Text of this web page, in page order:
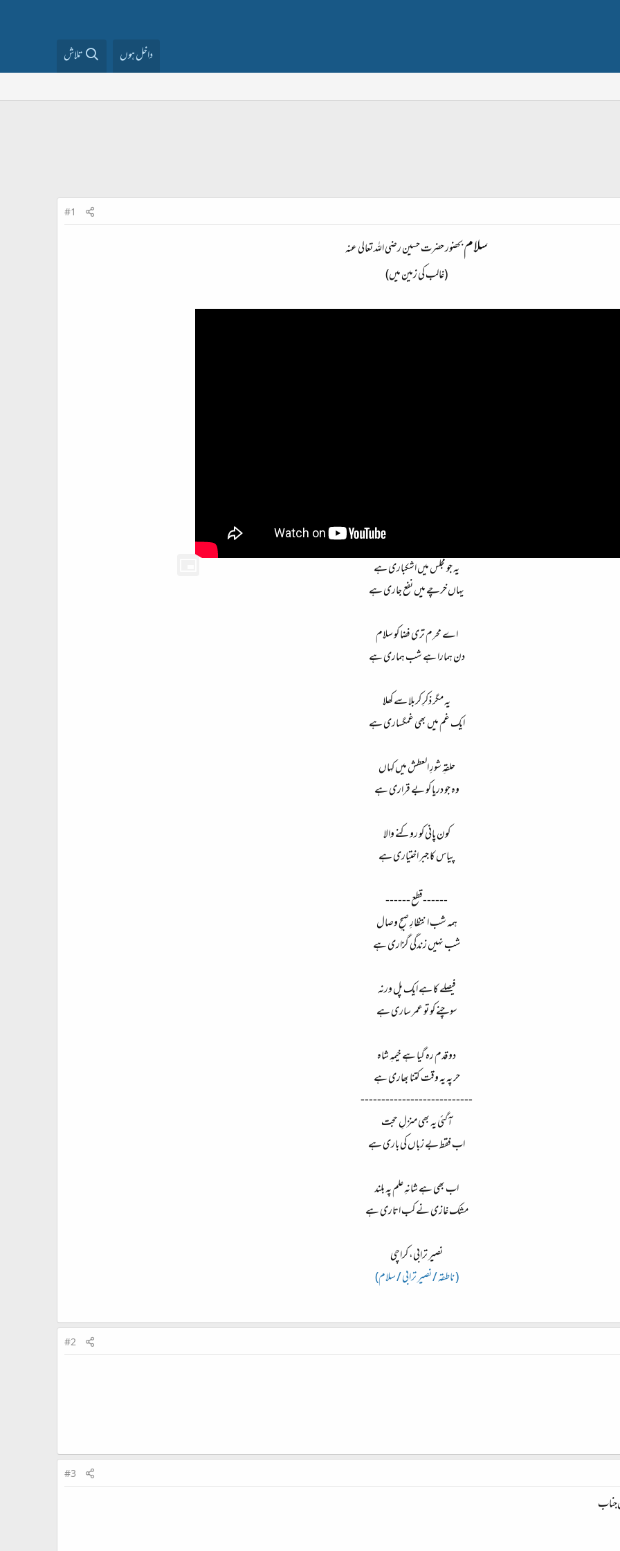
داخل ہوں تلاش
#1
سلامبحضور حضرت حسین رضی اللہ تعالی عنہ
(غالب کی زمین میں)
یہ جو مجلس میں اشکباری ہے
یہاں خرچے میں نفع جاری ہے
اے محرم تری فضا کو سلام
دن ہمارا ہے شب ہماری ہے
یہ مگر ذکرِ کربلا سے کھلا
ایک غم میں بھی غمگساری ہے
حلقہِ شورِ العطش میں کہاں
وہ جو دریا کو بے قراری ہے
کون پانی کو روکنے والا
پیاس کا جبر اختیاری ہے
------قطع ------
ہمہ شب انتظارِ صبحِ وصال
شب نہیں زندگی گزاری ہے
فیصلے کا ہے ایک پل ورنہ
سوچنے کو تو عمر ساری ہے
دو قدم رہ گیا ہے خیمہِ شاہ
حر پہ یہ وقت کتنا بھاری ہے
---------------------------
آگئی یہ بھی منزلِ حجت
اب فقط بے زباں کی باری ہے
اب بھی ہے شانہِ علم پہ بلند
مشک غازی نے کب اتاری ہے
نصیر ترابی، کراچی
( ناطقہ / نصیر ترابی / سلام)
#2
#3